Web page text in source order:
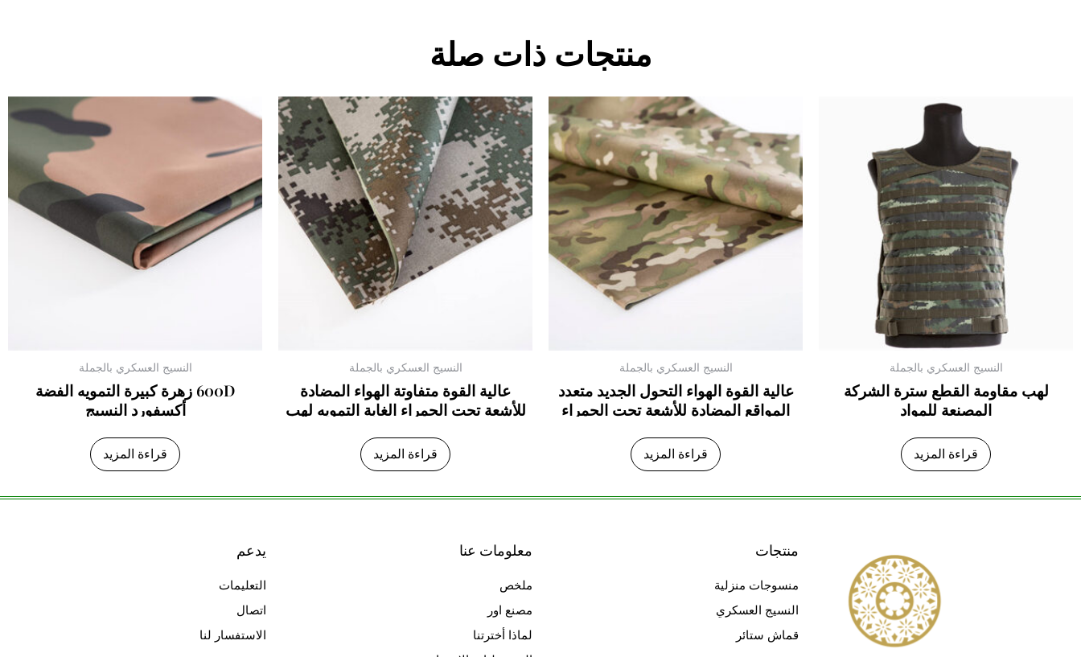
منتجات ذات صلة
النسيج العسكري بالجملة
لهب مقاومة القطع سترة الشركة
المصنعة للمواد
قراءة المزيد
النسيج العسكري بالجملة
عالية القوة الهواء التحول الجديد متعدد
المواقع المضادة للأشعة تحت الحمراء
قراءة المزيد
النسيج العسكري بالجملة
عالية القوة متفاوتة الهواء المضادة
للأشعة تحت الحمراء الغابة التمويه لهب
قراءة المزيد
النسيج العسكري بالجملة
600D زهرة كبيرة التمويه الفضة
أكسفورد النسيج
قراءة المزيد
منتجات
منسوجات منزلية
النسيج العسكري
قماش ستائر
معلومات عنا
ملخص
مصنع اور
لماذا أخترتنا
يدعم
التعليمات
اتصال
الاستفسار لنا